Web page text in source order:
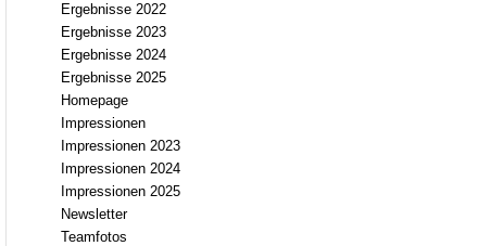
Ergebnisse 2022
Ergebnisse 2023
Ergebnisse 2024
Ergebnisse 2025
Homepage
Impressionen
Impressionen 2023
Impressionen 2024
Impressionen 2025
Newsletter
Teamfotos